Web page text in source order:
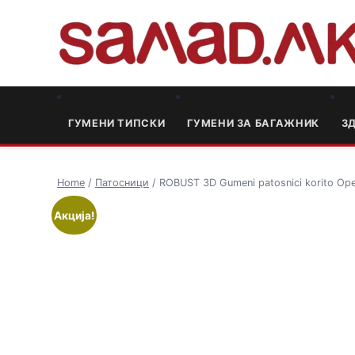
ГУМЕНИ ТИПСКИ ГУМЕНИ ЗА БАГАЖНИК
Home / Патосници / ROBUST 3D Gumeni patosnici korito
Акција!